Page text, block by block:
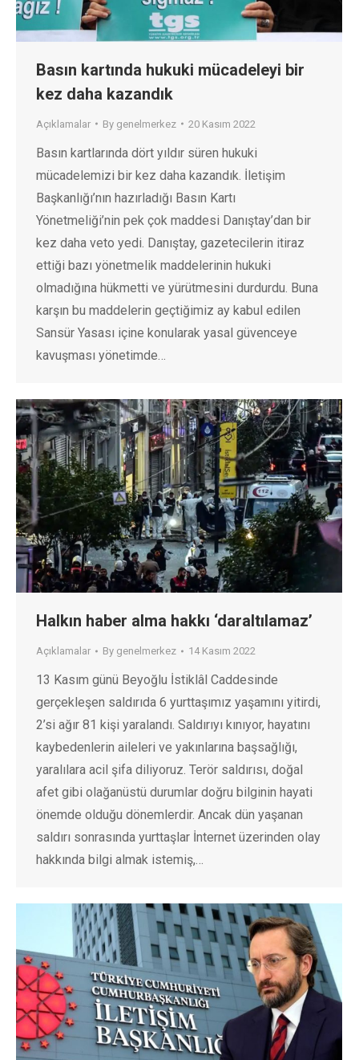
Basın kartında hukuki mücadeleyi bir
kez daha kazandık
Açıklamalar By genelmerkez 20 Kasım 2022
Basın kartlarında dört yıldır süren hukuki
mücadelemizi bir kez daha kazandık. İletişim
Başkanlığı’nın hazırladığı Basın Kartı
Yönetmeliği’nin pek çok maddesi Danıştay’dan bir
kez daha veto yedi. Danıştay, gazetecilerin itiraz
ettiği bazı yönetmelik maddelerinin hukuki
olmadığına hükmetti ve yürütmesini durdurdu. Buna
karşın bu maddelerin geçtiğimiz ay kabul edilen
Sansür Yasası içine konularak yasal güvenceye
kavuşması yönetimde…
Halkın haber alma hakkı ‘daraltılamaz’
Açıklamalar By genelmerkez 14 Kasım 2022
13 Kasım günü Beyoğlu İstiklâl Caddesinde
gerçekleşen saldırıda 6 yurttaşımız yaşamını yitirdi,
2’si ağır 81 kişi yaralandı. Saldırıyı kınıyor, hayatını
kaybedenlerin aileleri ve yakınlarına başsağlığı,
yaralılara acil şifa diliyoruz. Terör saldırısı, doğal
afet gibi olağanüstü durumlar doğru bilginin hayati
önemde olduğu dönemlerdir. Ancak dün yaşanan
saldırı sonrasında yurttaşlar İnternet üzerinden olay
hakkında bilgi almak istemiş,…